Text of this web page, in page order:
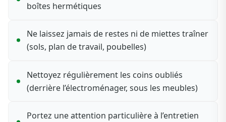
boîtes hermétiques
Ne laissez jamais de restes ni de miettes traîner
(sols, plan de travail, poubelles)
Nettoyez régulièrement les coins oubliés
(derrière l’électroménager, sous les meubles)
Portez une attention particulière à l’entretien